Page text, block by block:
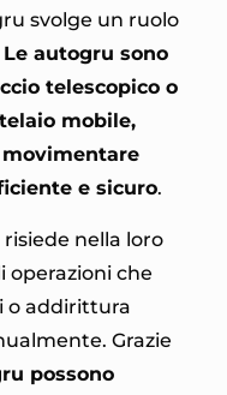
svolge un ruolo
Le autogru sono
telescopico o
mobile,
e sicuro.
nella loro
operazioni che
o addirittura
Grazie
possono